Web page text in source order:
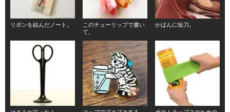
リボンを結んだノート。
このチューリップで書い
て。
かばんに短刀。